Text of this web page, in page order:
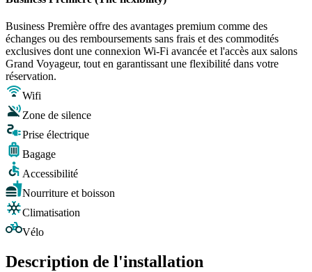
Business Première offre des avantages premium comme des
échanges ou des remboursements sans frais et des commodités
exclusives dont une connexion Wi-Fi avancée et l'accès aux salons
Grand Voyageur, tout en garantissant une flexibilité dans votre
réservation.
Wifi
Zone de silence
Prise électrique
Bagage
Accessibilité
Nourriture et boisson
Climatisation
Vélo
Description de l'installation